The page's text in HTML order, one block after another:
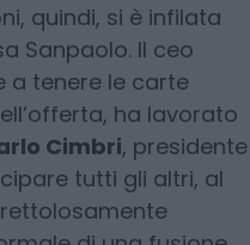
quindi, si è infilata
Sanpaolo. Il ceo
a tenere le carte
ha lavorato
Cimbri, presidente
tutti gli altri, al